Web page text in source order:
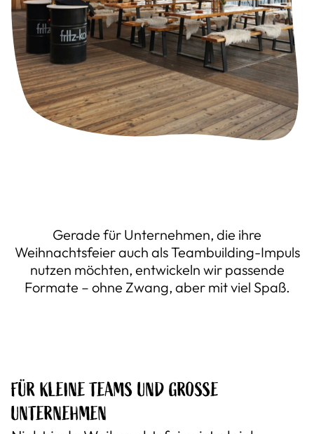
Gerade für Unternehmen, die ihre
Weihnachtsfeier auch als Teambuilding-Impuls
nutzen möchten, entwickeln wir passende
Formate – ohne Zwang, aber mit viel Spaß.
FÜR KLEINE TEAMS UND GROSSE U
NTERNEHMEN